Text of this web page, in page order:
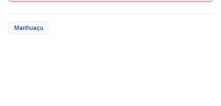
Manhuaçu